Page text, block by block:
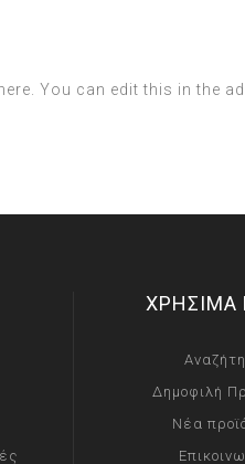
You can edit this in the
ΧΡΗΣΙΜΑ
Δημοφιλή
Νέα